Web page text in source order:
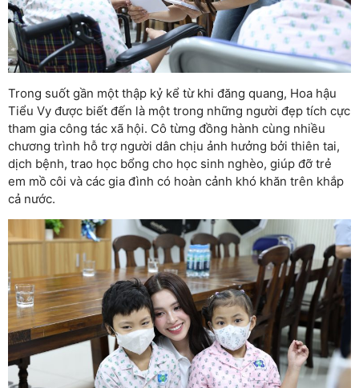
Trong suốt gần một thập kỷ kể từ khi đăng quang, Hoa hậu
Tiểu Vy được biết đến là một trong những người đẹp tích cực
tham gia công tác xã hội. Cô từng đồng hành cùng nhiều
chương trình hỗ trợ người dân chịu ảnh hưởng bởi thiên tai,
dịch bệnh, trao học bổng cho học sinh nghèo, giúp đỡ trẻ
em mồ côi và các gia đình có hoàn cảnh khó khăn trên khắp
cả nước.